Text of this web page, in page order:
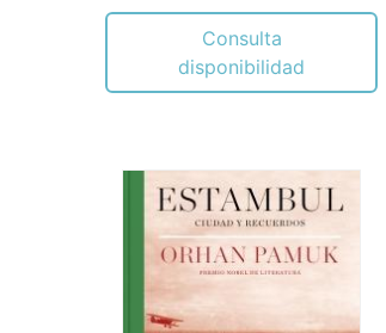
Consulta
disponibilidad